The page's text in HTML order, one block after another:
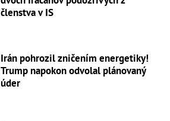
členstva v IS
Irán pohrozil zničením energetiky!
Trump napokon odvolal plánovaný
úder